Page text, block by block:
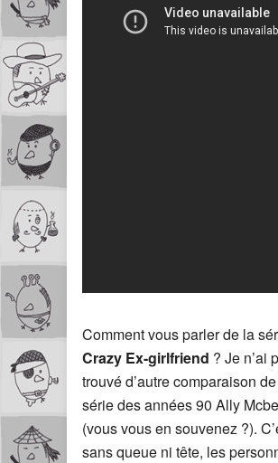
Comment vous parler de la
Crazy Ex-girlfriend ? Je n’ai
trouvé d’autre comparaison
série des années 90 Ally
(vous vous en souvenez ?).
sans queue ni tête, les